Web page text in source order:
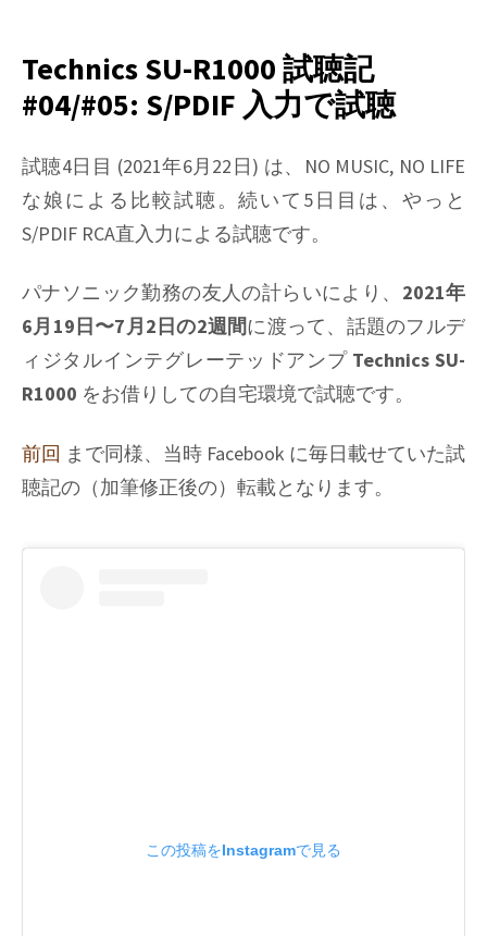
R1000
試
聴
#06:
外
部
フ
ノ
イ
で
レ
ー
ド
試
Technics SU-R1000 試聴記
#04/#05: S/PDIF 入力で試聴
試聴4日目 (2021年6月22日) は、NO MUSIC, NO LIFE
な娘による比較試聴。続いて5日目は、やっと
S/PDIF RCA直入力による試聴です。
パナソニック勤務の友人の計らいにより、 2021年
6月19日〜7月2日の2週間に渡って、話題のフルデ
ィジタルインテグレーテッドアンプ Technics SU-
R1000 をお借りしての自宅環境で試聴です。
前回 まで同様、当時 Facebook に毎日載せていた試
聴記の（加筆修正後の）転載となります。
この投稿をInstagramで見る